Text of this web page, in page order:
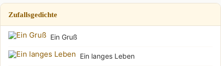
Zufallsgedichte
Ein Gruß
Ein langes Leben